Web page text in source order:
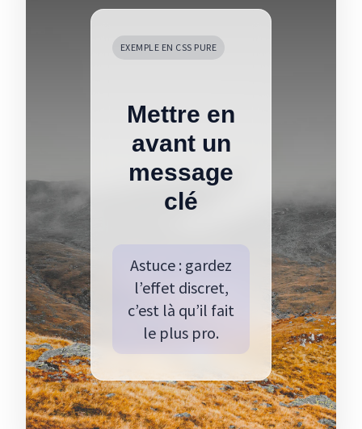
EXEMPLE EN CSS PURE
Mettre en
avant un
message
clé
Astuce : gardez
l’effet discret,
c’est là qu’il fait
le plus pro.